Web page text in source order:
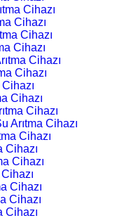
Cihazı
Cihazı
Cihazı
Cihazı
Cihazı
Cihazı
Cihazı
Cihazı
Arıtma Cihazı
Cihazı
Cihazı
Cihazı
Cihazı
Cihazı
Cihazı